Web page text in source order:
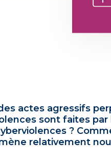
actes agressifs
sont faites
?
relativement